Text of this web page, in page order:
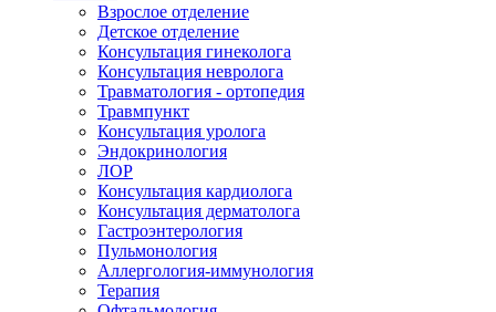
Взрослое отделение
Детское отделение
Консультация гинеколога
Консультация невролога
Травматология - ортопедия
Травмпункт
Консультация уролога
Эндокринология
ЛОР
Консультация кардиолога
Консультация дерматолога
Гастроэнтерология
Пульмонология
Аллергология-иммунология
Терапия